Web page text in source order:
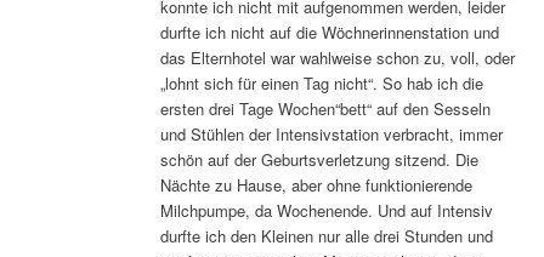
konnte ich nicht mit aufgenommen werden, leider
durfte ich nicht auf die Wöchnerinnenstation und
das Elternhotel war wahlweise schon zu, voll, oder
„lohnt sich für einen Tag nicht“. So hab ich die
ersten drei Tage Wochen“bett“ auf den Sesseln
und Stühlen der Intensivstation verbracht, immer
schön auf der Geburtsverletzung sitzend. Die
Nächte zu Hause, aber ohne funktionierende
Milchpumpe, da Wochenende. Und auf Intensiv
durfte ich den Kleinen nur alle drei Stunden und